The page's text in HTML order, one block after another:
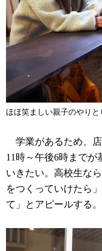
ほほ笑ましい親子のやりと
学業があるため、
11時～午後6時までが
いきたい。高校生な
をつくっていけたら
て」とアピールする。